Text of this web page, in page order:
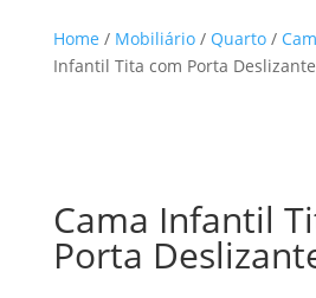
Home / Mobiliário/ Quarto/
Infantil Tita com Porta Deslizante
Cama Infantil
Porta